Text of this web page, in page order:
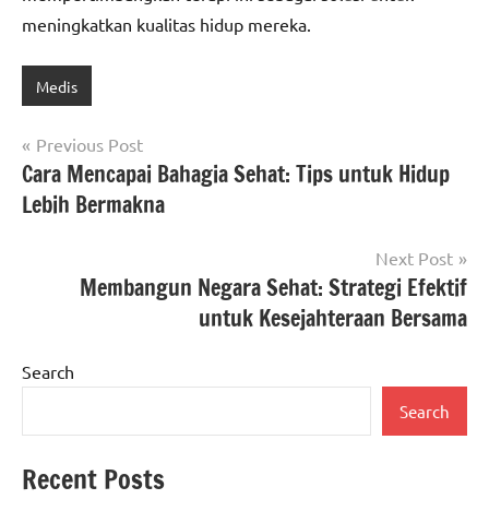
meningkatkan kualitas hidup mereka.
Medis
Post
navigation
Previous Post
Cara Mencapai Bahagia Sehat: Tips untuk Hidup
Lebih Bermakna
Next Post
Membangun Negara Sehat: Strategi Efektif
untuk Kesejahteraan Bersama
Search
Search
Recent Posts